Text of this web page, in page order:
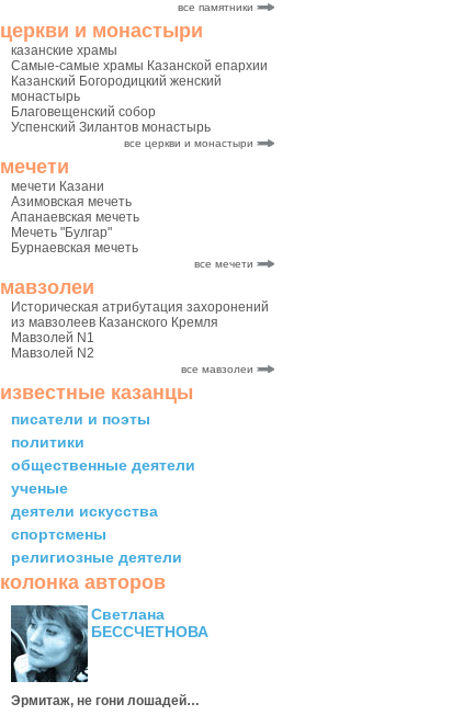
все памятники
церкви и монастыри
казанские храмы
Самые-самые храмы Казанской епархии
Казанский Богородицкий женский
монастырь
Благовещенский собор
Успенский Зилантов монастырь
все церкви и монастыри
мечети
мечети Казани
Азимовская мечеть
Апанаевская мечеть
Мечеть "Булгар"
Бурнаевская мечеть
все мечети
мавзолеи
Историческая атрибутация захоронений
из мавзолеев Казанского Кремля
Мавзолей N1
Мавзолей N2
все мавзолеи
известные казанцы
писатели и поэты
политики
общественные деятели
ученые
деятели искусства
спортсмены
религиозные деятели
колонка авторов
Светлана
БЕССЧЕТНОВА
Эрмитаж, не гони лошадей…